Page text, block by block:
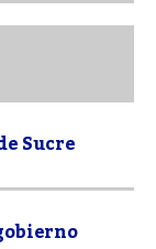
Sucre